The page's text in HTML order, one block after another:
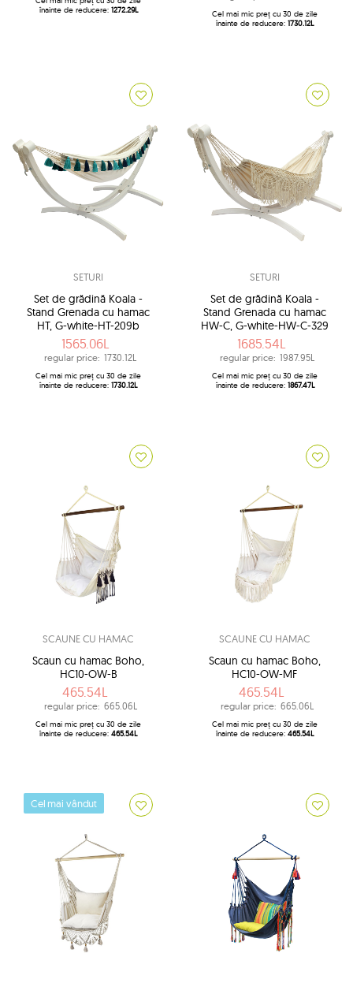
înainte de reducere: 1272.29L
Cel mai mic preț cu 30 de zile
înainte de reducere: 1730.12L
SETURI
Set de grădină Koala -
Stand Grenada cu hamac
HT, G-white-HT-209b
1565.06L
regular price: 1730.12L
Cel mai mic preț cu 30 de zile
înainte de reducere: 1730.12L
SETURI
Set de grădină Koala -
Stand Grenada cu hamac
HW-C, G-white-HW-C-329
1685.54L
regular price: 1987.95L
Cel mai mic preț cu 30 de zile
înainte de reducere: 1867.47L
SCAUNE CU HAMAC
Scaun cu hamac Boho,
HC10-OW-B
465.54L
regular price: 665.06L
Cel mai mic preț cu 30 de zile
înainte de reducere: 465.54L
SCAUNE CU HAMAC
Scaun cu hamac Boho,
HC10-OW-MF
465.54L
regular price: 665.06L
Cel mai mic preț cu 30 de zile
înainte de reducere: 465.54L
Cel mai vândut